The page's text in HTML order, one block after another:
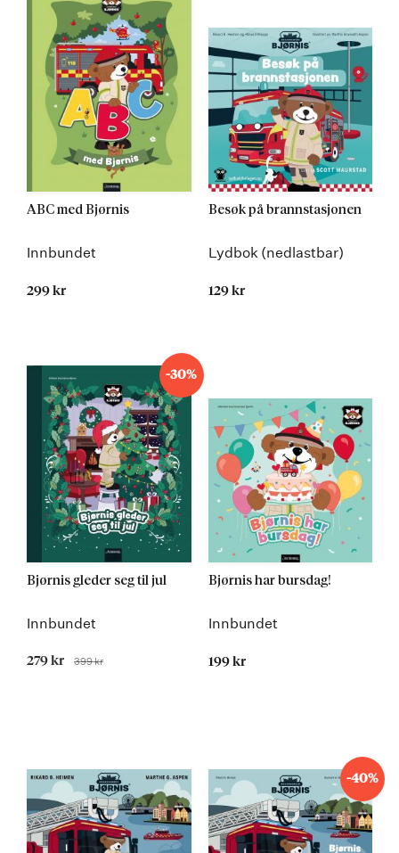
ABC med Bjørnis
Innbundet
299 kr
Besøk på brannstasjonen
Lydbok (nedlastbar)
129 kr
-30%
Bjørnis gleder seg til jul
Innbundet
Tilbudspris
279 kr Før
399 kr
Bjørnis har bursdag!
Innbundet
199 kr
-40%